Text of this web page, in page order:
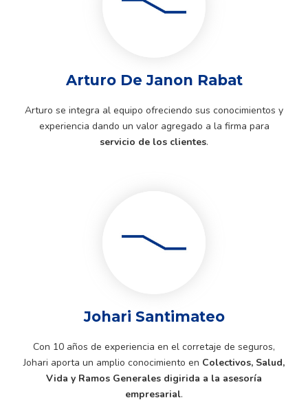
Arturo De Janon Rabat
Arturo se integra al equipo ofreciendo sus conocimientos y
experiencia dando un valor agregado a la firma para
servicio de los clientes.
Johari Santimateo
Con 10 años de experiencia en el corretaje de seguros,
Johari aporta un amplio conocimiento en Colectivos, Salud,
Vida y Ramos Generales digirida a la asesoría
empresarial.